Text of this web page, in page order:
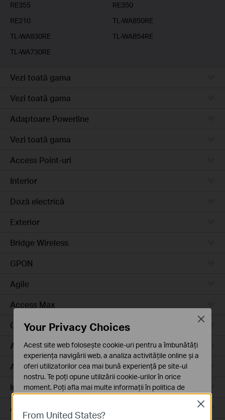
RE355
RE350
RE210
TL-WA850RE
TL-WA830RE
TL-WA854RE
TL-WA730RE
Vezi toată gama
Vezi toată gama
Adaptoare Powerline
Vezi toată gama
Access Point-uri
Interior
Doză electrică
Exterior
Bridge Wireless
GPON
Agile
Access Max
Campus
Access Plus
Aggregation
Industrial
Access
From United States?
Close
Your Privacy Choices
Acest site web folosește cookie-uri pentru a îmbunătăți
experiența navigării web, a analiza activitățile online și a
oferi utilizatorilor cea mai bună experiență pe site-ul
nostru. Te poți opune utilizării cookie-urilor în orice
moment. Poți afla mai multe informații în politica de
Cookie-uri de bază
Close